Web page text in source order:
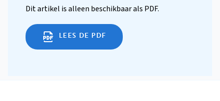
Dit artikel is alleen beschikbaar als PDF.
LEES DE PDF